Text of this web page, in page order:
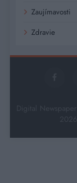
Zaujímavosti
Zdravie